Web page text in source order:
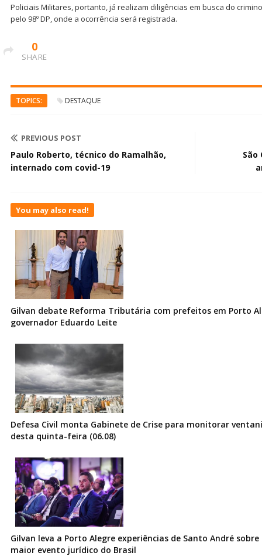
Policiais Militares, portanto, já realizam diligências em busca do
pelo 98º DP, onde a ocorrência será registrada.
0
SHARE
TOPICS: DESTAQUE
PREVIOUS POST
Paulo Roberto, técnico do Ramalhão,
internado com covid-19
You may also read!
Gilvan debate Reforma Tributária com prefeitos em Porto
governador Eduardo Leite
Defesa Civil monta Gabinete de Crise para monitorar
desta quinta-feira (06.08)
Gilvan leva a Porto Alegre experiências de Santo André
maior evento jurídico do Brasil